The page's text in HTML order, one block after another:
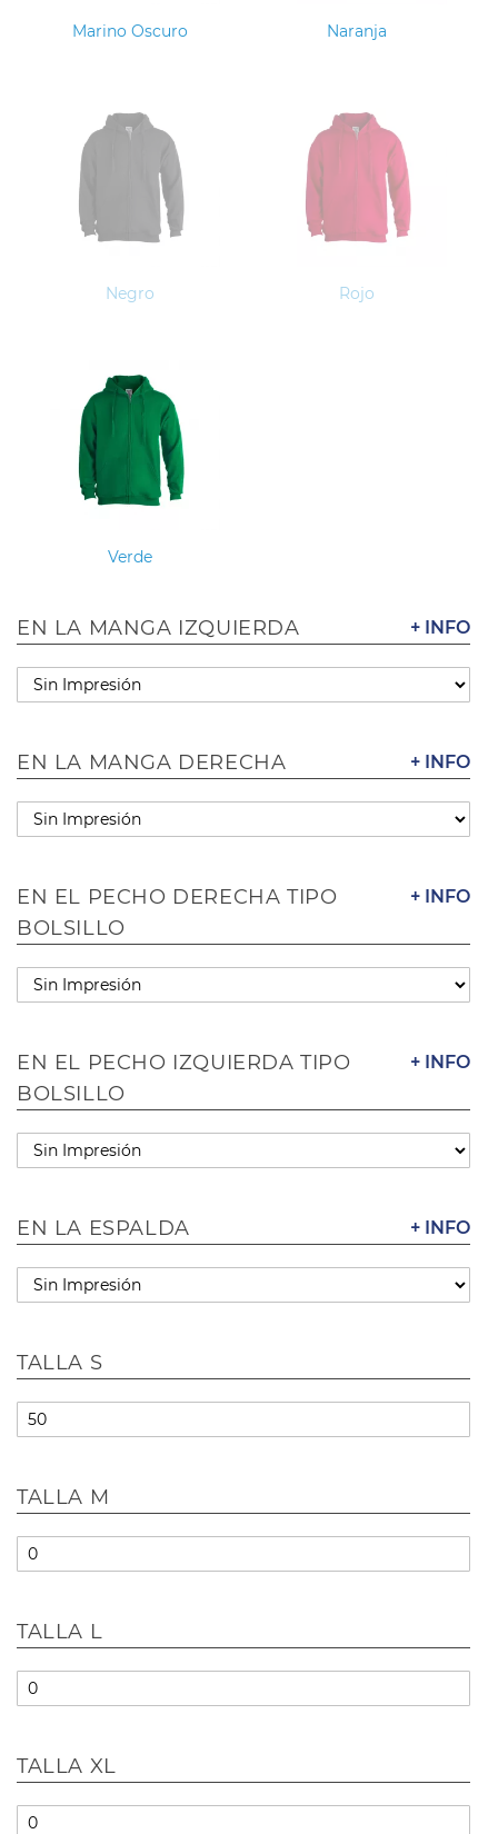
Marino Oscuro Naranja
Negro Rojo
Verde
+ INFO
EN LA MANGA IZQUIERDA
+ INFO
EN LA MANGA DERECHA
+ INFO
EN EL PECHO DERECHA TIPO
BOLSILLO
+ INFO
EN EL PECHO IZQUIERDA TIPO
BOLSILLO
+ INFO
EN LA ESPALDA
TALLA S
TALLA M
TALLA L
TALLA XL